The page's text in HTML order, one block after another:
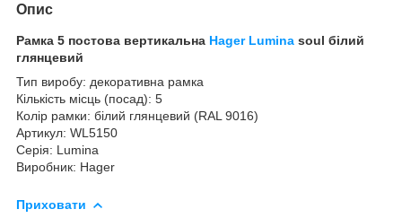
Опис
Рамка 5 постова вертикальна Hager Lumina soul білий
глянцевий
Тип виробу: декоративна рамка
Кількість місць (посад): 5
Колір рамки: білий глянцевий (RAL 9016)
Артикул: WL5150
Серія: Lumina
Виробник: Hager
Приховати